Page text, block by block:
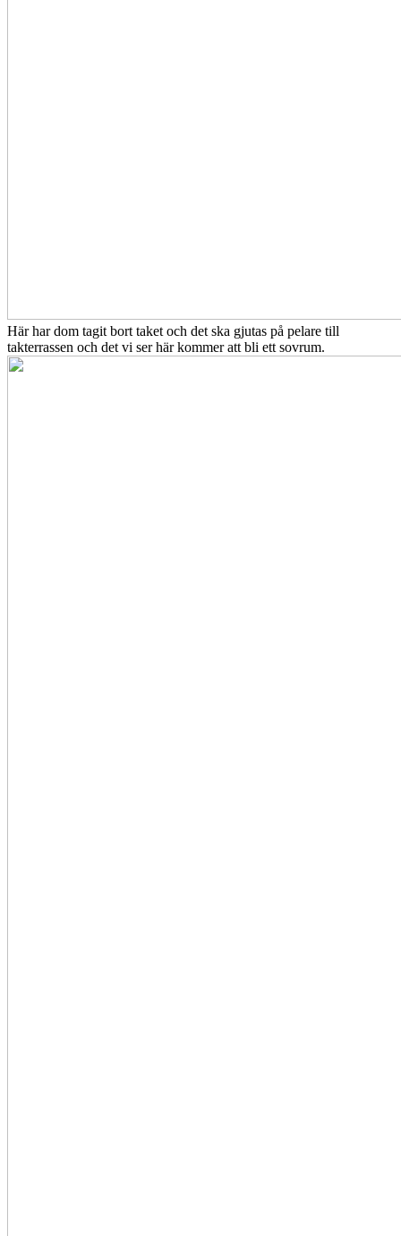
Här har dom tagit bort taket och det ska gjutas på pelare till
takterrassen och det vi ser här kommer att bli ett sovrum.